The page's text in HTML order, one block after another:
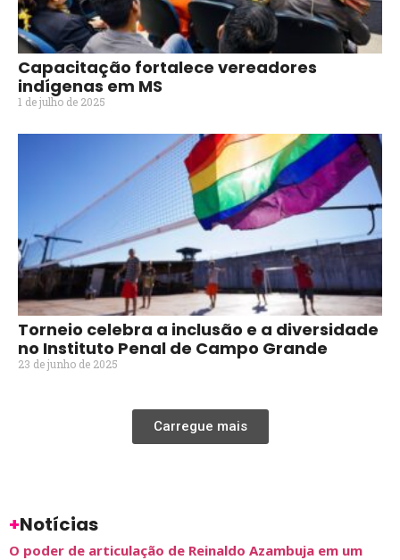
Capacitação fortalece vereadores
indígenas em MS
1 de julho de 2025
Torneio celebra a inclusão e a diversidade
no Instituto Penal de Campo Grande
23 de junho de 2025
Carregue mais
+Notícias
O poder de articulação de Reinaldo Azambuja em um